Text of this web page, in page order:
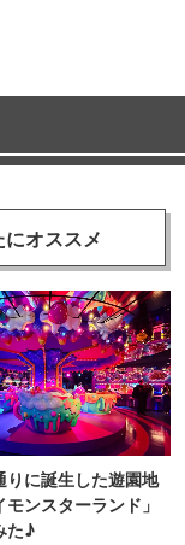
にオススメ
りに誕生した遊園地
モンスターランド」
た♪